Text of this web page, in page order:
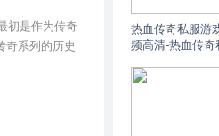
初是作为传奇
奇系列的历史
热血传奇私服游
频高清-热血传奇